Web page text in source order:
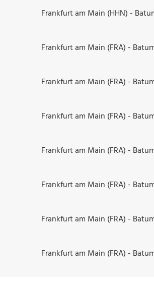
Frankfurt am Main (HHN) -
Frankfurt am Main (FRA) -
Frankfurt am Main (FRA) -
Frankfurt am Main (FRA) -
Frankfurt am Main (FRA) -
Frankfurt am Main (FRA) -
Frankfurt am Main (FRA) -
Frankfurt am Main (FRA) -